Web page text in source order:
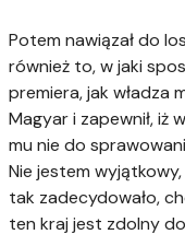
Potem nawiązał do
również to, w jaki
premiera, jak władza
Magyar i zapewnił, iż
mu nie do
Nie jestem
tak zadecydowało,
ten kraj jest zdolny